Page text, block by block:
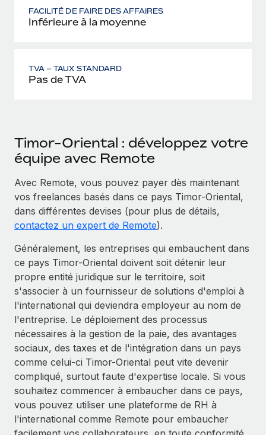
FACILITÉ DE FAIRE DES AFFAIRES
Inférieure à la moyenne
TVA – TAUX STANDARD
Pas de TVA
Timor-Oriental : développez votre
équipe avec Remote
Avec Remote, vous pouvez payer dès maintenant
vos freelances basés dans ce pays Timor-Oriental,
dans différentes devises (pour plus de détails,
contactez un expert de Remote).
Généralement, les entreprises qui embauchent dans
ce pays Timor-Oriental doivent soit détenir leur
propre entité juridique sur le territoire, soit
s'associer à un fournisseur de solutions d'emploi à
l'international qui deviendra employeur au nom de
l'entreprise. Le déploiement des processus
nécessaires à la gestion de la paie, des avantages
sociaux, des taxes et de l'intégration dans un pays
comme celui-ci Timor-Oriental peut vite devenir
compliqué, surtout faute d'expertise locale. Si vous
souhaitez commencer à embaucher dans ce pays,
vous pouvez utiliser une plateforme de RH à
l'international comme Remote pour embaucher